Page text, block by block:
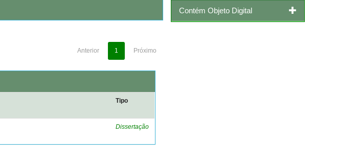
Anterior 1 Próximo
Tipo
Dissertação
Contém Objeto Digital